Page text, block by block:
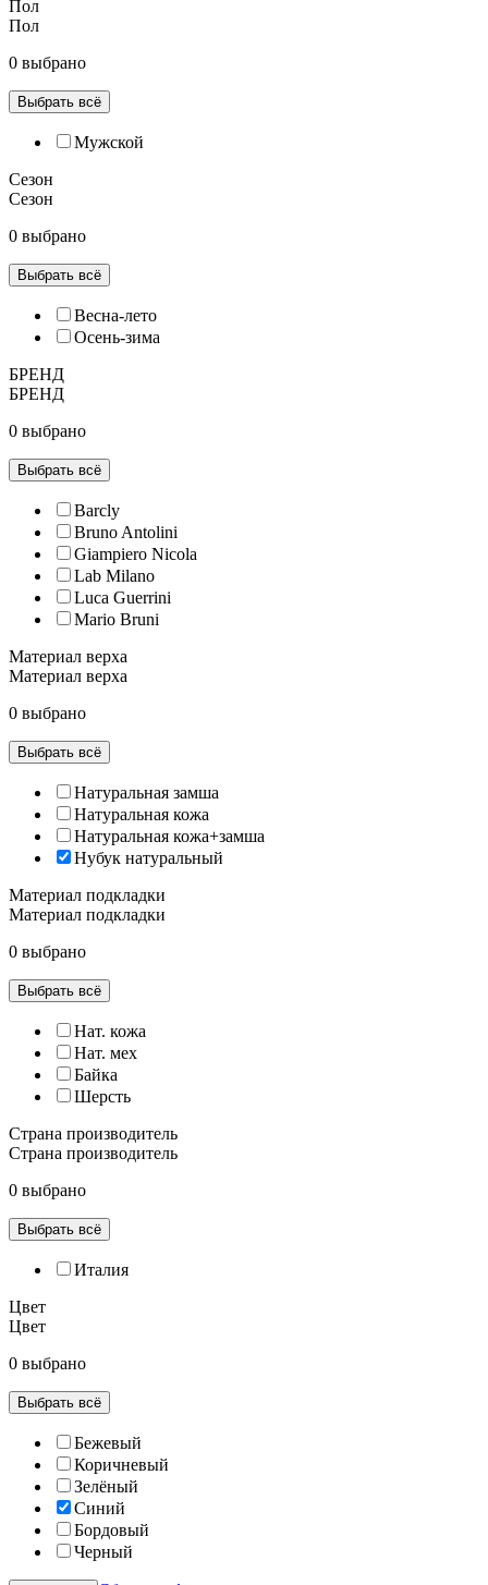
Пол
Пол
0 выбрано
Выбрать всё
Мужской
Сезон
Сезон
0 выбрано
Выбрать всё
Весна-лето
Осень-зима
БРЕНД
БРЕНД
0 выбрано
Выбрать всё
Barcly
Bruno Antolini
Giampiero Nicola
Lab Milano
Luca Guerrini
Mario Bruni
Материал верха
Материал верха
0 выбрано
Выбрать всё
Натуральная замша
Натуральная кожа
Натуральная кожа+замша
Нубук натуральный
Материал подкладки
Материал подкладки
0 выбрано
Выбрать всё
Нат. кожа
Нат. мех
Байка
Шерсть
Страна производитель
Страна производитель
0 выбрано
Выбрать всё
Италия
Цвет
Цвет
0 выбрано
Выбрать всё
Бежевый
Коричневый
Зелёный
Синий
Бордовый
Черный